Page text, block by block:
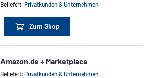
Beliefert:Privatkunden & Unternehmen
Zum Shop
Amazon.de + Marketplace
Beliefert:Privatkunden & Unternehmen